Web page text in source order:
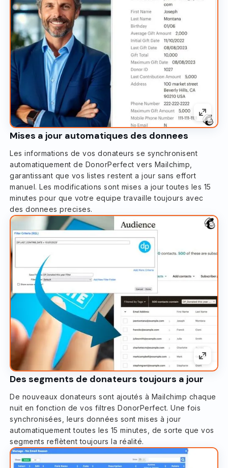
Mises a jour automatiques des donnees
Les informations de vos donateurs se synchronisent
automatiquement de DonorPerfect vers Mailchimp,
garantissant que vos listes restent a jour sans effort
manuel. Les modifications sont mises a jour toutes les 15
minutes pour que votre equipe travaille toujours avec
des donnees precises.
Des segments de donateurs toujours a jour
De nouveaux donateurs sont ajoutés à Mailchimp chaque
nuit en fonction de vos filtres DonorPerfect. Une fois
synchronisées, leurs données sont mises à jour
automatiquement toutes les 15 minutes, de sorte que vos
segments reflètent toujours la réalité.